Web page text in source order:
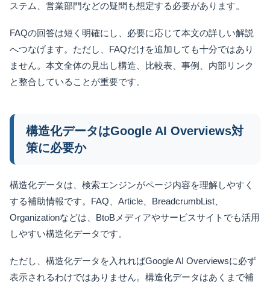
ステム、営業部門などの疑問も想定する必要があります。
FAQの回答は短く明確にし、必要に応じて本文の詳しい解説
へつなげます。ただし、FAQだけを追加しても十分ではあり
ません。本文全体の見出し構造、比較表、事例、内部リンク
と整合していることが重要です。
構造化データはGoogle AI Overviews対
策に必要か
構造化データは、検索エンジンがページ内容を理解しやすく
する補助情報です。FAQ、Article、BreadcrumbList、
Organizationなどは、BtoBメディアやサービスサイトでも活用
しやすい構造化データです。
ただし、構造化データを入れればGoogle AI Overviewsに必ず
表示されるわけではありません。構造化データはあくまで補